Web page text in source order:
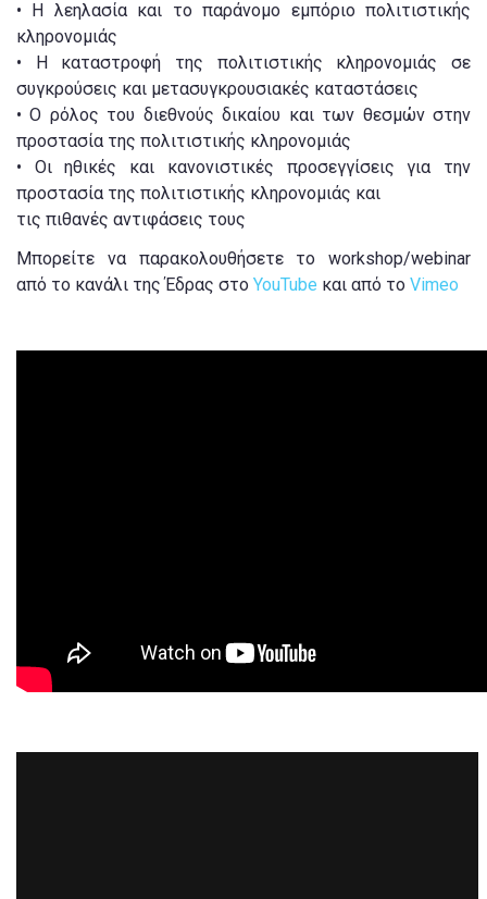
• Η λεηλασία και το παράνομο εμπόριο πολιτιστικής
κληρονομιάς
• Η καταστροφή της πολιτιστικής κληρονομιάς σε
συγκρούσεις και μετασυγκρουσιακές καταστάσεις
• Ο ρόλος του διεθνούς δικαίου και των θεσμών στην
προστασία της πολιτιστικής κληρονομιάς
• Οι ηθικές και κανονιστικές προσεγγίσεις για την
προστασία της πολιτιστικής κληρονομιάς και
τις πιθανές αντιφάσεις τους
Μπορείτε να παρακολουθήσετε το workshop/webinar
από το κανάλι της Έδρας στο YouTube και από το Vimeo